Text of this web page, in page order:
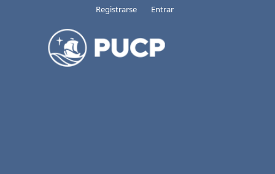
Registrarse Entrar